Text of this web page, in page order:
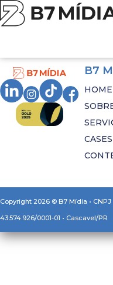
Tag:
B7
HOME
CASES
Copyright 2026 © B7 Mídia • CNPJ
43.574.926/0001-01 • Cascavel/PR